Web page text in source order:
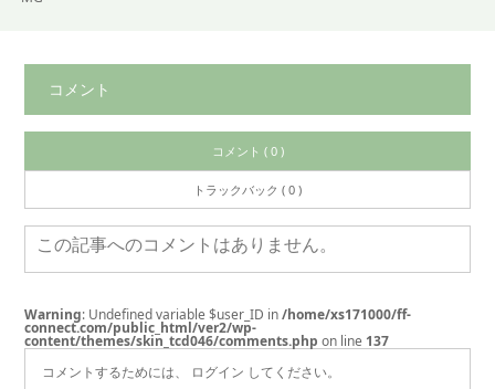
コメント
コメント ( 0 )
トラックバック ( 0 )
この記事へのコメントはありません。
Warning: Undefined variable $user_ID in/home/xs171000/ff-
connect.com/public_html/ver2/wp-
content/themes/skin_tcd046/comments.php on line 137
コメントするためには、
ログイン してください。